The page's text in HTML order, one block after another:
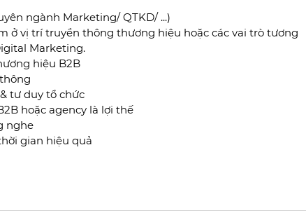
ngành Marketing/ QTKD/ ...)
ở vị trí truyền thông thương hiệu hoặc các vai trò tương
Marketing.
hiệu B2B
tư duy tổ chức
hoặc agency là lợi thế
nghe
gian hiệu quả